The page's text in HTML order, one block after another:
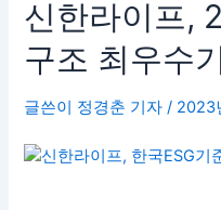
신한라이프,
구조 최우수
글쓴이 정경춘 기자/ 2023
신
한
라
이
프,
ESG